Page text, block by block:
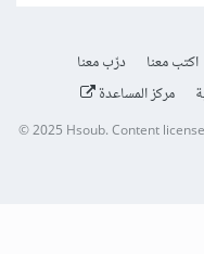
اكتب معنا
درّب معنا
مركز المساعدة
© 2025 Hsoub.Content